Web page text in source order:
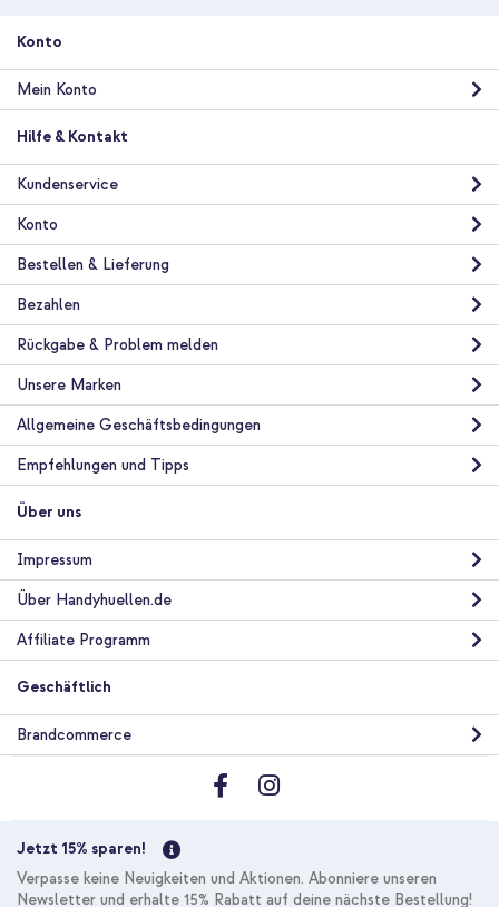
360° drehbare Klapphülle Apple iPad Air 2 (2014) - Default +
Luxuriöser Autositz-Organizer - Tablethalter Auto - 7
44,98 €
Kostenloser Versand 42,08 €
Inkl. MwSt.
In den Warenkorb
Kostenloser
Versand
Konto
Mein Konto
Hilfe & Kontakt
Kundenservice
Konto
Bestellen & Lieferung
Bezahlen
Rückgabe & Problem melden
Unsere Marken
Allgemeine Geschäftsbedingungen
Empfehlungen und Tipps
Über uns
Impressum
Über Handyhuellen.de
Affiliate Programm
Geschäftlich
Brandcommerce
Jetzt 15% sparen!
Verpasse keine Neuigkeiten und Aktionen. Abonniere unseren
Newsletter und erhalte 15% Rabatt auf deine nächste Bestellung!